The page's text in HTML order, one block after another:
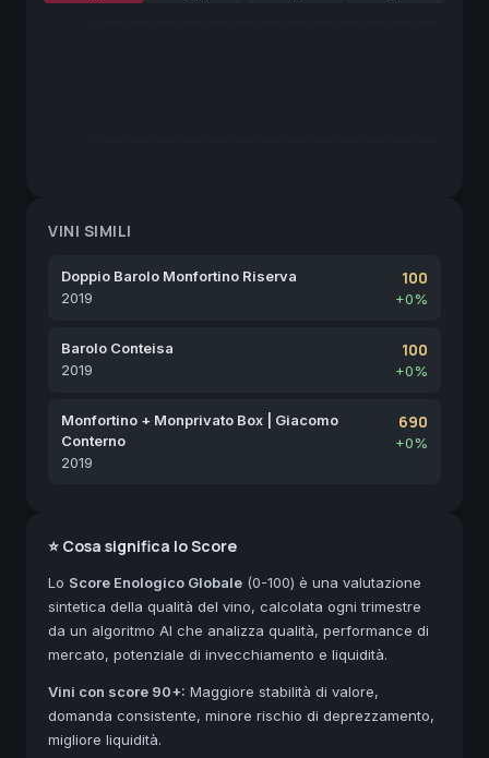
VINI SIMILI
Doppio Barolo Monfortino Riserva
2019
100
+0%
Barolo Conteisa
2019
100
+0%
Monfortino + Monprivato Box | Giacomo
Conterno
2019
690
+0%
⭐ Cosa significa lo Score
Lo Score Enologico Globale (0-100) è una valutazione
sintetica della qualità del vino, calcolata ogni trimestre
da un algoritmo AI che analizza qualità, performance di
mercato, potenziale di invecchiamento e liquidità.
Vini con score 90+: Maggiore stabilità di valore,
domanda consistente, minore rischio di deprezzamento,
migliore liquidità.